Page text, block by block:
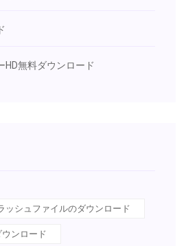
HD無料ダウンロード
ッシュファイルのダウンロード
ンロード